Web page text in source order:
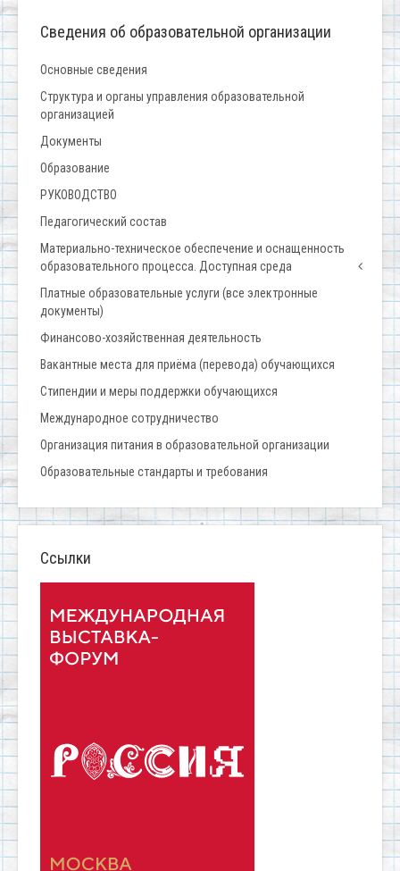
Сведения об образовательной организации
Основные сведения
Структура и органы управления образовательной
организацией
Документы
Образование
РУКОВОДСТВО
Педагогический состав
Материально-техническое обеспечение и оснащенность
образовательного процесса. Доступная среда
Платные образовательные услуги (все электронные
документы)
Финансово-хозяйственная деятельность
Вакантные места для приёма (перевода) обучающихся
Стипендии и меры поддержки обучающихся
Международное сотрудничество
Организация питания в образовательной организации
Образовательные стандарты и требования
Ссылки